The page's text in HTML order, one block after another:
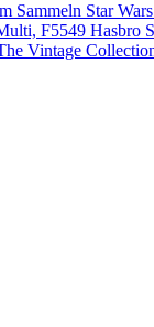
Star
Hasbro
Vintage